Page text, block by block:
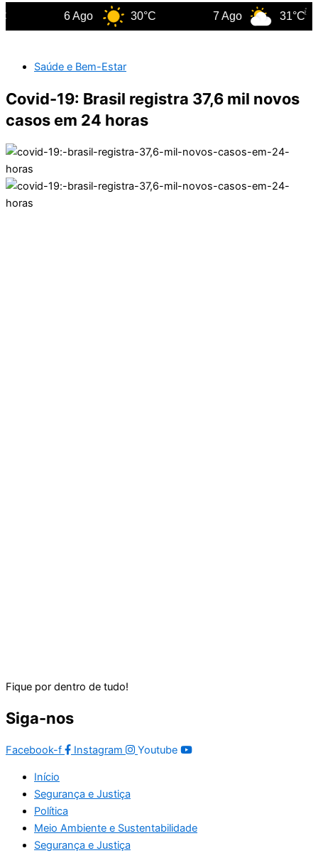
6 Ago 30°C 7 Ago 31°C
Saúde e Bem-Estar
Covid-19: Brasil registra 37,6 mil novos
casos em 24 horas
Fique por dentro de tudo!
Siga-nos
Facebook-f Instagram Youtube
Início
Segurança e Justiça
Política
Meio Ambiente e Sustentabilidade
Segurança e Justiça